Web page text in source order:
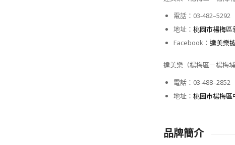
電話： 03-482–5292
地址： 桃園市楊梅區
Facebook： 達美樂
達美樂（楊梅區－楊梅
電話： 03-488–2852
地址： 桃園市楊梅區
品牌簡介